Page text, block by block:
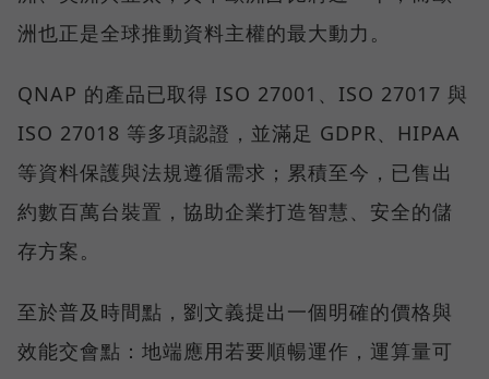
洲也正是全球推動資料主權的最大動力。
QNAP 的產品已取得 ISO 27001、ISO 27017 與
ISO 27018 等多項認證，並滿足 GDPR、HIPAA
等資料保護與法規遵循需求；累積至今，已售出
約數百萬台裝置，協助企業打造智慧、安全的儲
存方案。
至於普及時間點，劉文義提出一個明確的價格與
效能交會點：地端應用若要順暢運作，運算量可